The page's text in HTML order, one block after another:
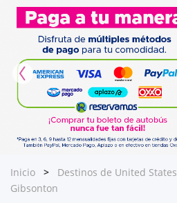
Inicio Destinos de United States
Gibsonton